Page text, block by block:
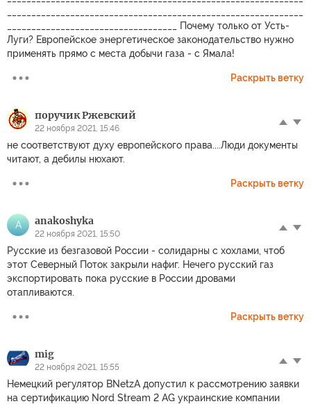
___________________________________ Почему только от Усть-
Луги? Европейское энергетическое законодательство нужно
применять прямо с места добычи газа - с Ямала!
Раскрыть ветку
поручик Ржевский
22 ноября 2021, 15:46
не соответствуют духу европейского права....Люди документы
читают, а дебилы нюхают.
Раскрыть ветку
A anakoshyka
22 ноября 2021, 15:50
Русские из безгазовой России - солидарны с хохлами, чтоб
этот Северный Поток закрыли нафиг. Нечего русский газ
экспортировать пока русские в России дровами
отапливаются.
Раскрыть ветку
mig
22 ноября 2021, 15:55
Немецкий регулятор BNetzA допустил к рассмотрению заявки
на сертификацию Nord Stream 2 AG украинские компании